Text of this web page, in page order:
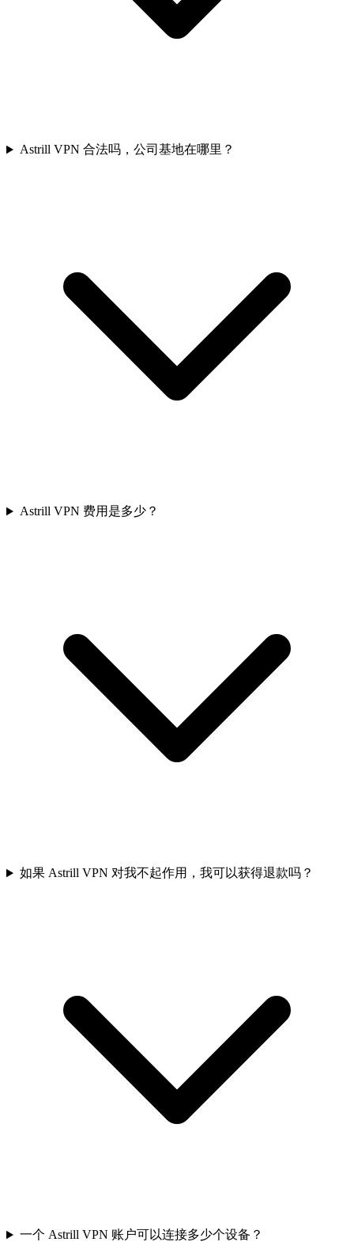
Astrill VPN 合法吗，公司基地在哪里？
Astrill VPN 费用是多少？
如果 Astrill VPN 对我不起作用，我可以获得退款吗？
一个 Astrill VPN 账户可以连接多少个设备？